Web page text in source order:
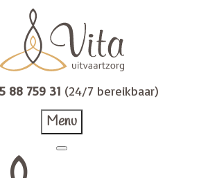
88 759 31 (24/7 bereikbaar)
Menu